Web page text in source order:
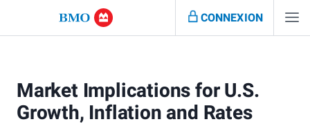
CONNEXION
Market Implications for U.S.
Growth, Inflation and Rates